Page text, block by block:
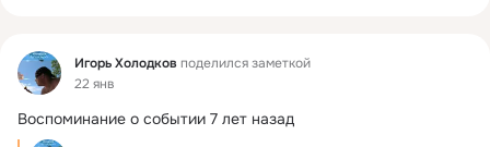
Фид Игорь Холодков поделился заметкой
22 янв
Воспоминание о событии 7 лет назад